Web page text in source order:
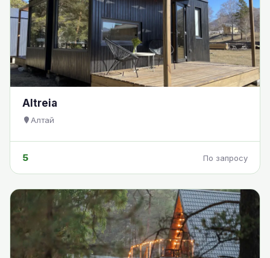
Altreia
Алтай
5 По запросу